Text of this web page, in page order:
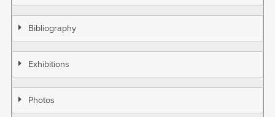
Bibliography
Exhibitions
Photos